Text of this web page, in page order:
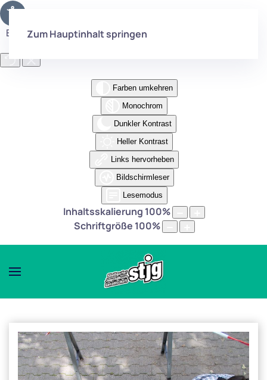
Eingabehilfen öffnen
Farben umkehren
Monochrom
Dunkler Kontrast
Heller Kontrast
Links hervorheben
Bildschirmleser
Lesemodus
Inhaltsskalierung 100%
Schriftgröße 100%
Zum Hauptinhalt springen